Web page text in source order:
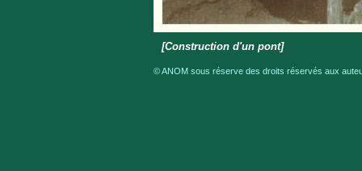
[Construction d'un pont]
© ANOM sous réserve des droits réservés aux